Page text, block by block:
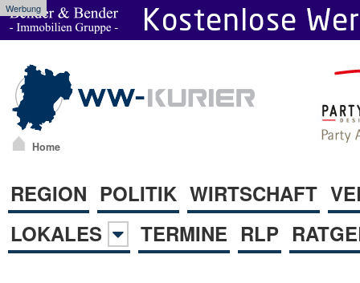
Werbung
Home
REGION POLITIK WIRTSCHAFT
LOKALES
TERMINE RLP